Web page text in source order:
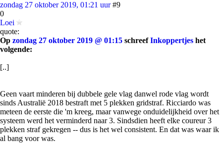
zondag 27 oktober 2019, 01:21 uur #9
0
Loei
quote:
Op zondag 27 oktober 2019 @ 01:15 schreefInkoppertjes het
volgende:
[..]
Geen vaart minderen bij dubbele gele vlag danwel rode vlag wordt
sinds Australië 2018 bestraft met 5 plekken gridstraf. Ricciardo was
meteen de eerste die 'm kreeg, maar vanwege onduidelijkheid over het
systeem werd het verminderd naar 3. Sindsdien heeft elke coureur 3
plekken straf gekregen -- dus is het wel consistent. En dat was waar ik
al bang voor was.